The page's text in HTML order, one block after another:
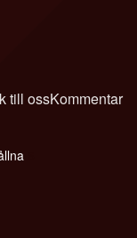
till ossKommentar